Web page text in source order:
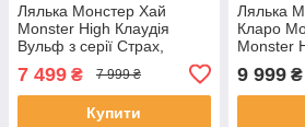
Лялька Монстер Хай
Monster High Клаудія
Вульф з серії Страх,
Wolf Frights Action Camera
7 499 ₴ 7 999 ₴
Купити
Лялька
Кларо
Monster
Program
9 999₴